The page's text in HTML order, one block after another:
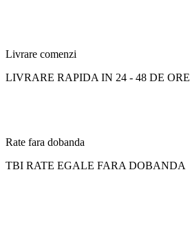
Livrare comenzi
LIVRARE RAPIDA IN 24 - 48 DE ORE
Rate fara dobanda
TBI RATE EGALE FARA DOBANDA